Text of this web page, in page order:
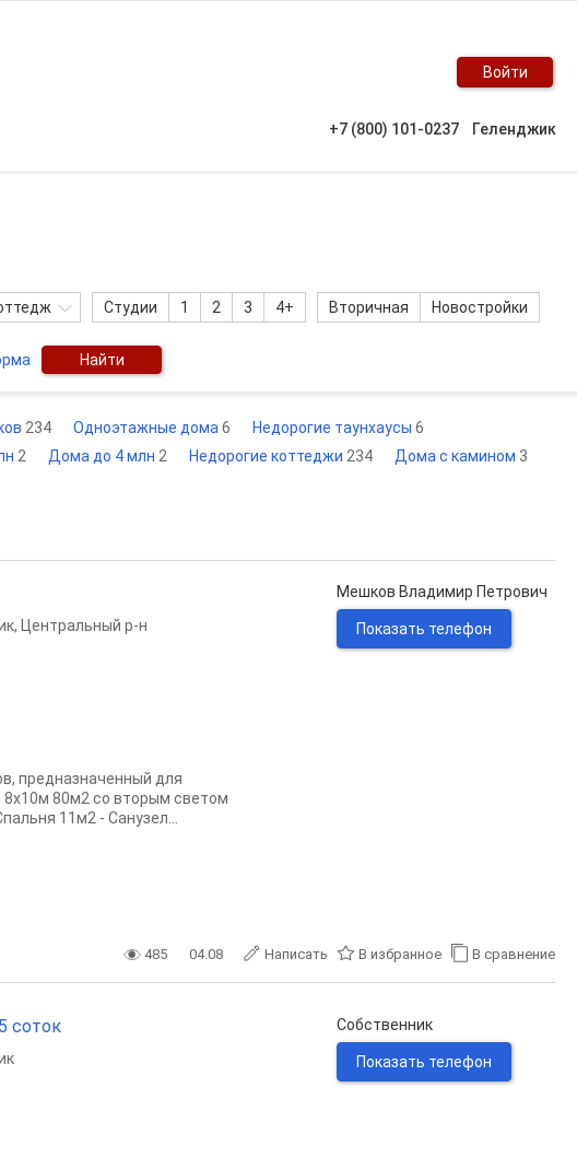
Войти
+7 (800) 101-0237 Геленджик
Студии 1 2 3 4+ Вторичная Новостройки
Найти
234 Одноэтажные дома 6 Недорогие таунхаусы 6
2 Дома до 4 млн 2 Недорогие коттеджи 234 Дома с камином 3
, Центральный р-н
предназначенный для
8х10м 80м2 со вторым светом
11м2 - Санузел...
Мешков Владимир Петрович
Показать телефон
485 04.08 Написать В избранное В сравнение
соток Собственник
Показать телефон